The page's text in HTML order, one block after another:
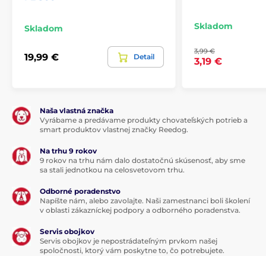
Skladom
19,99 € Detail
Skladom
3,99 €
3,19 €
Naša vlastná značka
Vyrábame a predávame produkty chovateľských potrieb a
smart produktov vlastnej značky Reedog.
Na trhu 9 rokov
9 rokov na trhu nám dalo dostatočnú skúsenosť, aby sme
sa stali jednotkou na celosvetovom trhu.
Odborné poradenstvo
Napíšte nám, alebo zavolajte. Naši zamestnanci boli školení
v oblasti zákazníckej podpory a odborného poradenstva.
Servis obojkov
Servis obojkov je nepostrádateľným prvkom našej
spoločnosti, ktorý vám poskytne to, čo potrebujete.